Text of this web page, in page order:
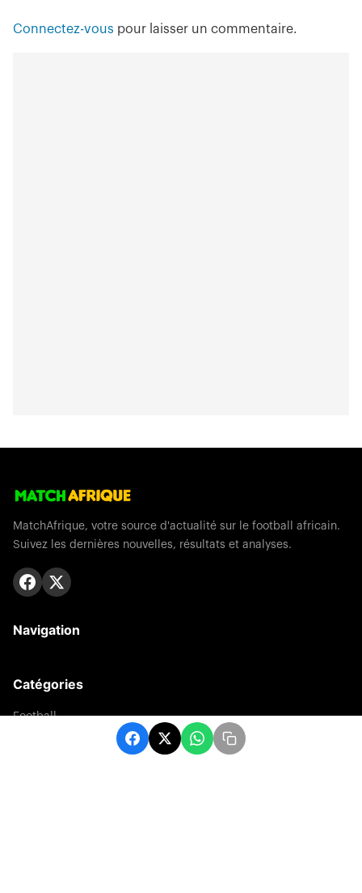
Connectez-vous pour laisser un commentaire.
MatchAfrique, votre source d'actualité sur le football africain.
Suivez les dernières nouvelles, résultats et analyses.
Navigation
Catégories
Football